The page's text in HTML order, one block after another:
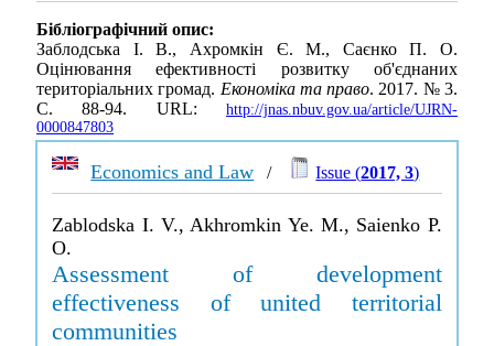
Бібліографічний опис:
Заблодська І. В., Ахромкін Є. М., Саєнко П. О.
Оцінювання ефективності розвитку об'єднаних
територіальних громад. Економіка та право. 2017. № 3.
С. 88-94. URL: http://jnas.nbuv.gov.ua/article/UJRN-
0000847803
Economics and Law / Issue (2017, 3)
Zablodska I. V., Akhromkin Ye. M., Saienko P.
O.
Assessment of development
effectiveness of united territorial
communities